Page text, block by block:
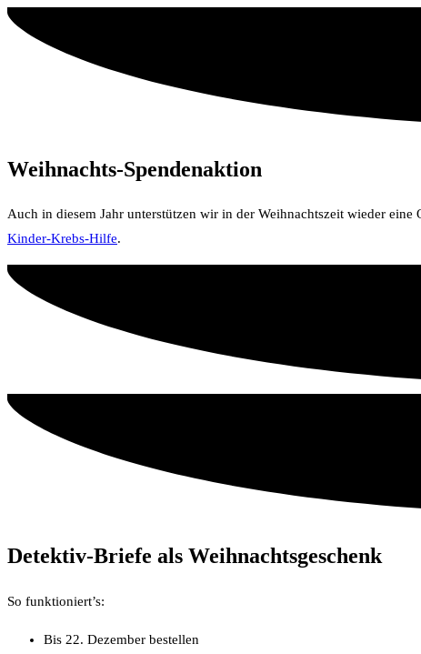
Weihnachts-Spendenaktion
Auch in diesem Jahr unterstützen wir in der Weihnachtszeit wieder
Kinder-Krebs-Hilfe.
Detektiv-Briefe als Weihnachtsgeschenk
So funktioniert’s:
Bis 22. Dezember bestellen